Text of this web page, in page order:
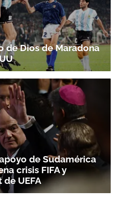
de Dios de Maradona
de Sudamérica
crisis FIFA y
UEFA